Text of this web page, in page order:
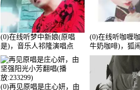
(0)在线听梦中新娘(原唱
是)，音乐人祁隆演唱点
播:2713192次
(0)在线听咖喱
牛奶咖啡)，狐
播:287579次
(0)再见原唱是庄心妍，由